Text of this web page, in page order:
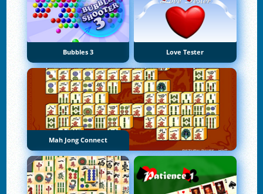
Bubbles 3 Love Tester
Mah Jong Connect